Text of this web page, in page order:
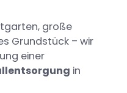
große
Grundstück – wir
einer
in